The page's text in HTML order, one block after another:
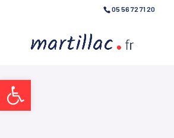
Ouvrir la barre d’outils
05 56 72 71 20